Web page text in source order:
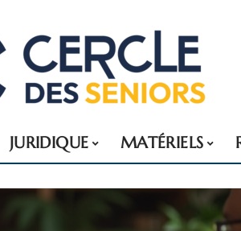
JURIDIQUE MATÉRIELS